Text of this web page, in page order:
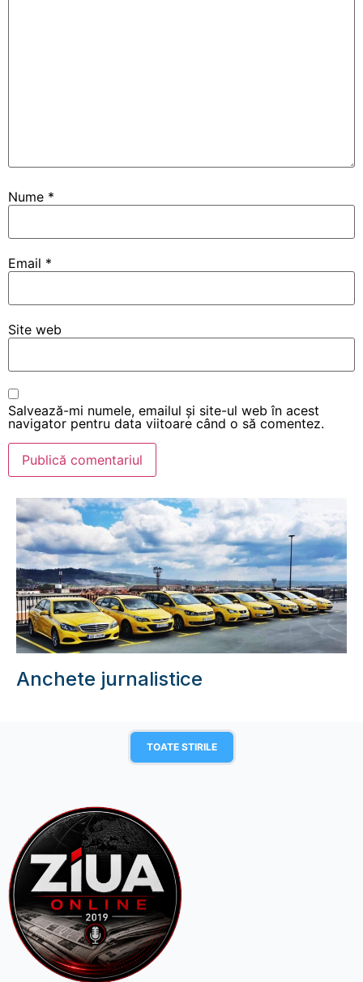
Nume *
Email *
Site web
Salvează-mi numele, emailul și site-ul web în acest
navigator pentru data viitoare când o să comentez.
Anchete jurnalistice
TOATE STIRILE